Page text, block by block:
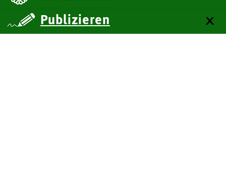
Publizieren